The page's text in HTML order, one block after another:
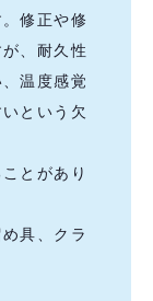
修正や修
、耐久性
温度感覚
という欠
とがあり
具、クラ